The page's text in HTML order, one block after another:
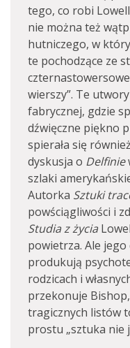
tego, co robi
nie można też
hutniczego, w
te pochodzące ze
wierszy”. Te
fabrycznej, gdzie
dźwięczne piękno
spierała się
dyskusja o Delfinie
szlaki
Autorka Sztuki
powściągliwości i
Studia z życia
powietrza. Ale
produkują
rodzicach i
przekonuje
tragicznych listów
prostu „sztuka nie